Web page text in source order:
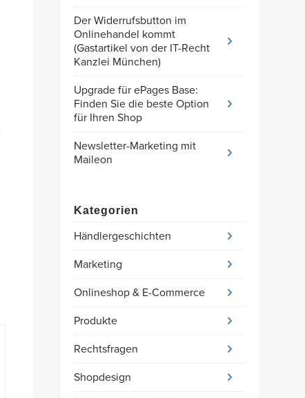
Der Widerrufsbutton im
Onlinehandel kommt
(Gastartikel von der IT-Recht
Kanzlei München)
Upgrade für ePages Base:
Finden Sie die beste Option
für Ihren Shop
Newsletter-Marketing mit
Maileon
Kategorien
Händlergeschichten
Marketing
Onlineshop & E-Commerce
Produkte
Rechtsfragen
Shopdesign